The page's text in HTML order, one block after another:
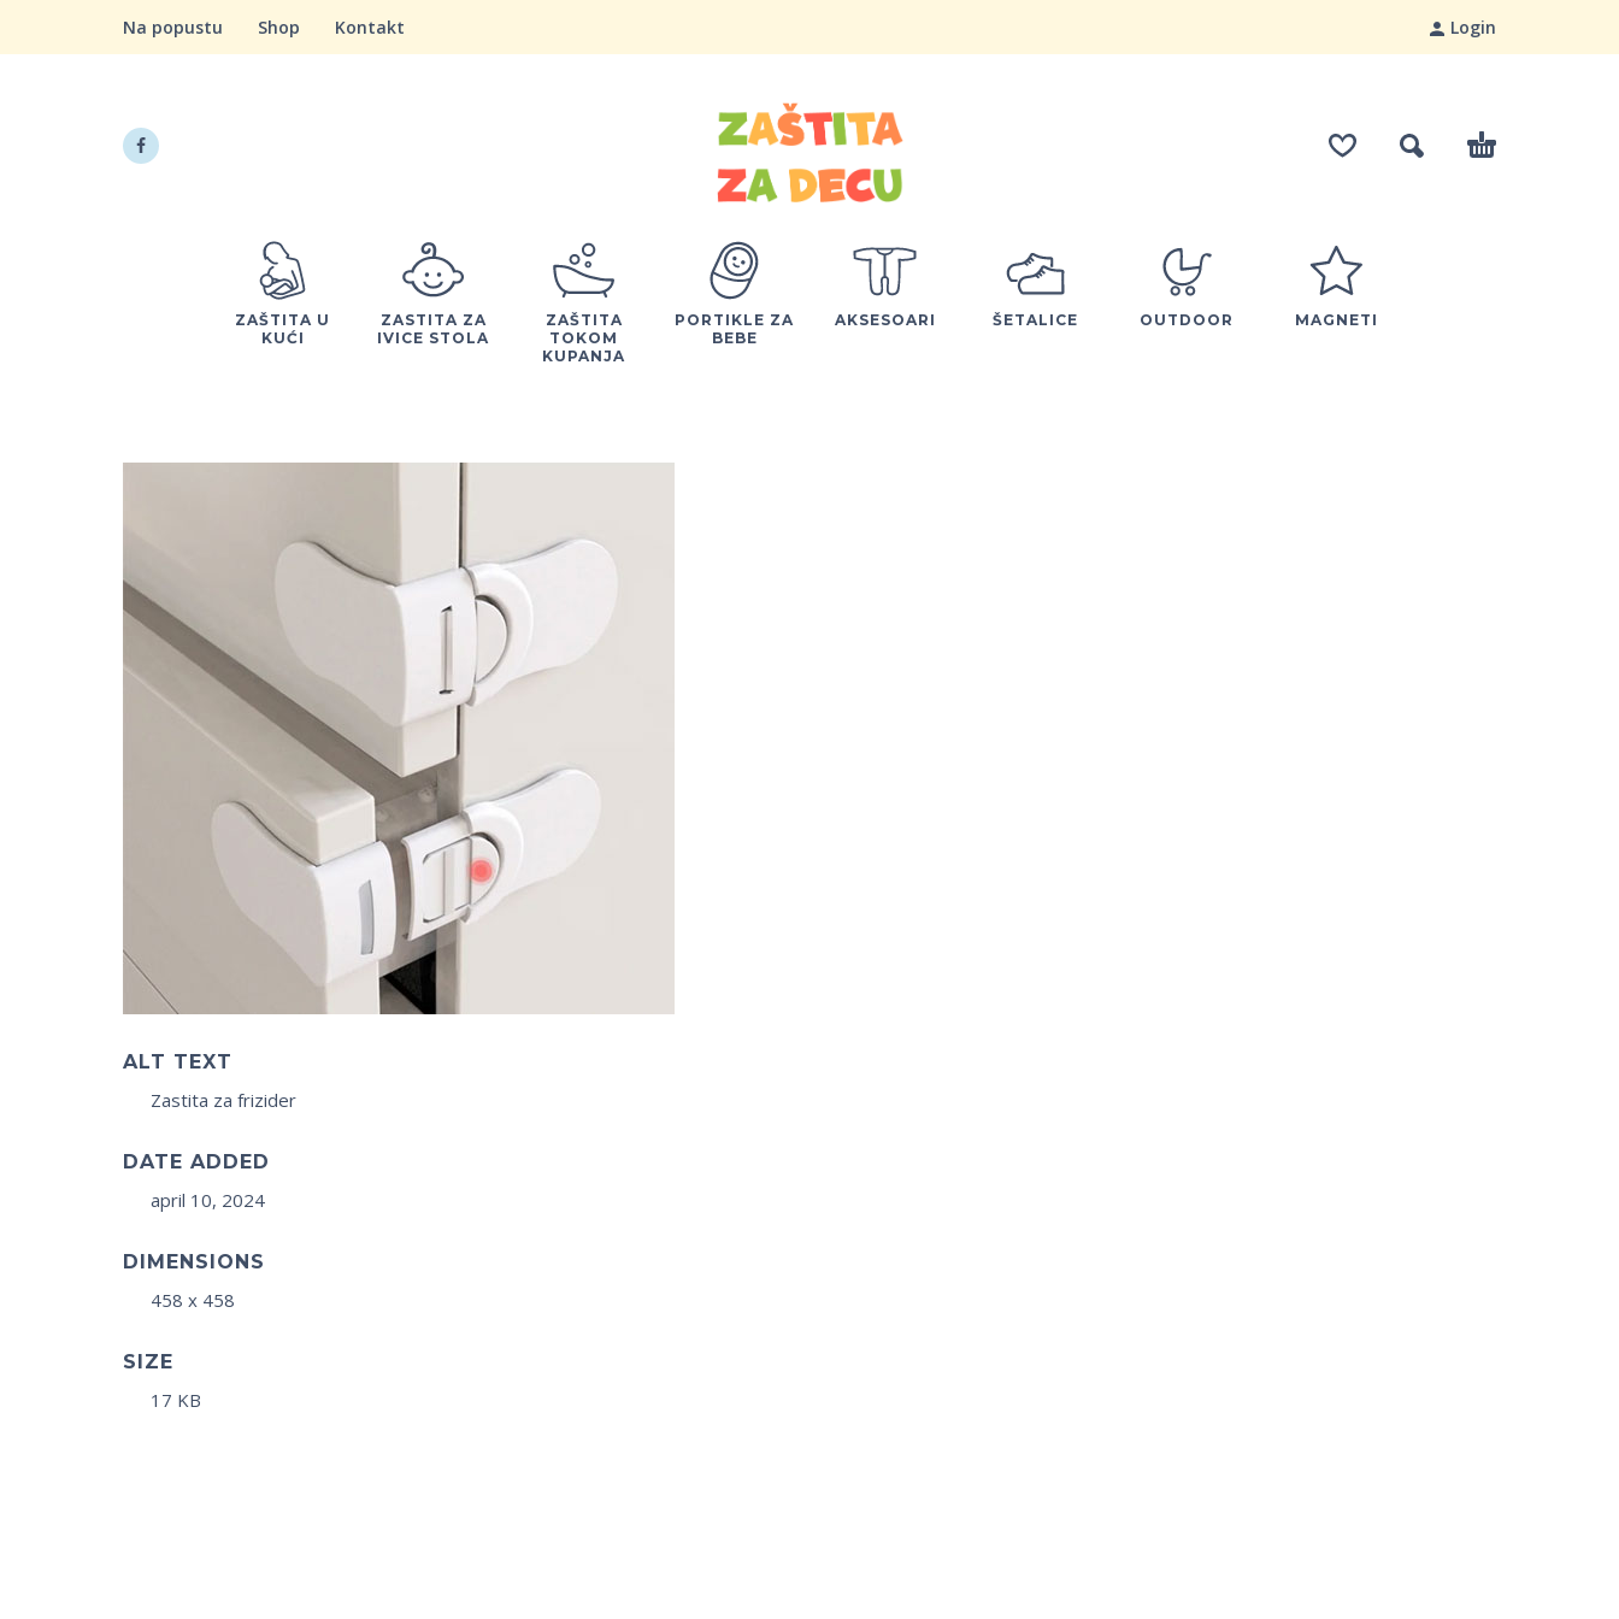
Na popustu Shop Kontakt Login
ZAŠTITA U
KUĆI
ZASTITA ZA
IVICE STOLA
ZAŠTITA
TOKOM
KUPANJA
PORTIKLE ZA
BEBE
AKSESOARI ŠETALICE OUTDOOR MAGNETI
ALT TEXT
Zastita za frizider
DATE ADDED
april 10, 2024
DIMENSIONS
458 x 458
SIZE
17 KB